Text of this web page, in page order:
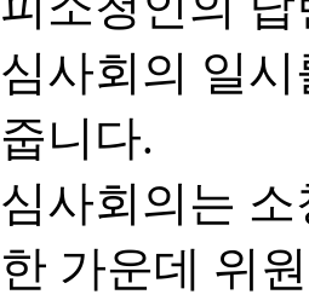
심사회의 일
줍니다.
심사회의는
한 가운데 위